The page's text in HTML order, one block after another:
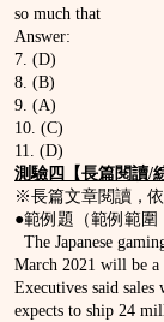
so much that
Answer:
7. (D)
8. (B)
9. (A)
10. (C)
11. (D)
測驗四【長篇閱讀/
※長篇文章閱讀，
●範例題（範例範圍
The Japanese
March 2021 will be a
Executives said
expects to ship 24